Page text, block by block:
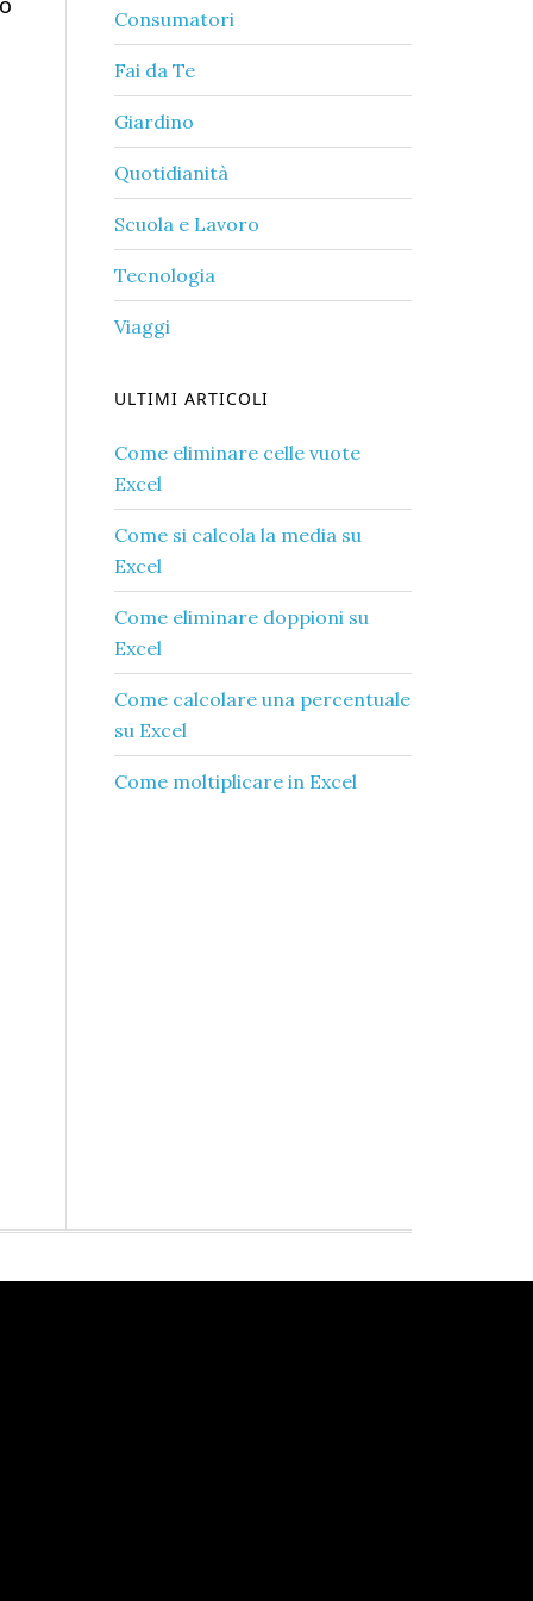
Consumatori
Fai da Te
Giardino
Quotidianità
Scuola e Lavoro
Tecnologia
Viaggi
ULTIMI ARTICOLI
Come eliminare celle vuote
Excel​
Come si calcola la media su
Excel​
Come eliminare doppioni su
Excel​
Come calcolare una percentuale
su Excel​
Come moltiplicare in Excel​